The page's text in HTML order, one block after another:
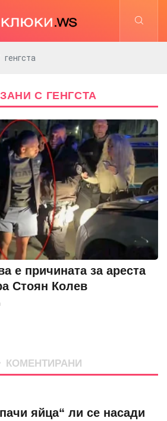
генгста
С ГЕНГСТА
е причината за ареста
Стоян Колев
КОМЕНТИРАНИ
яйца“ ли се насади